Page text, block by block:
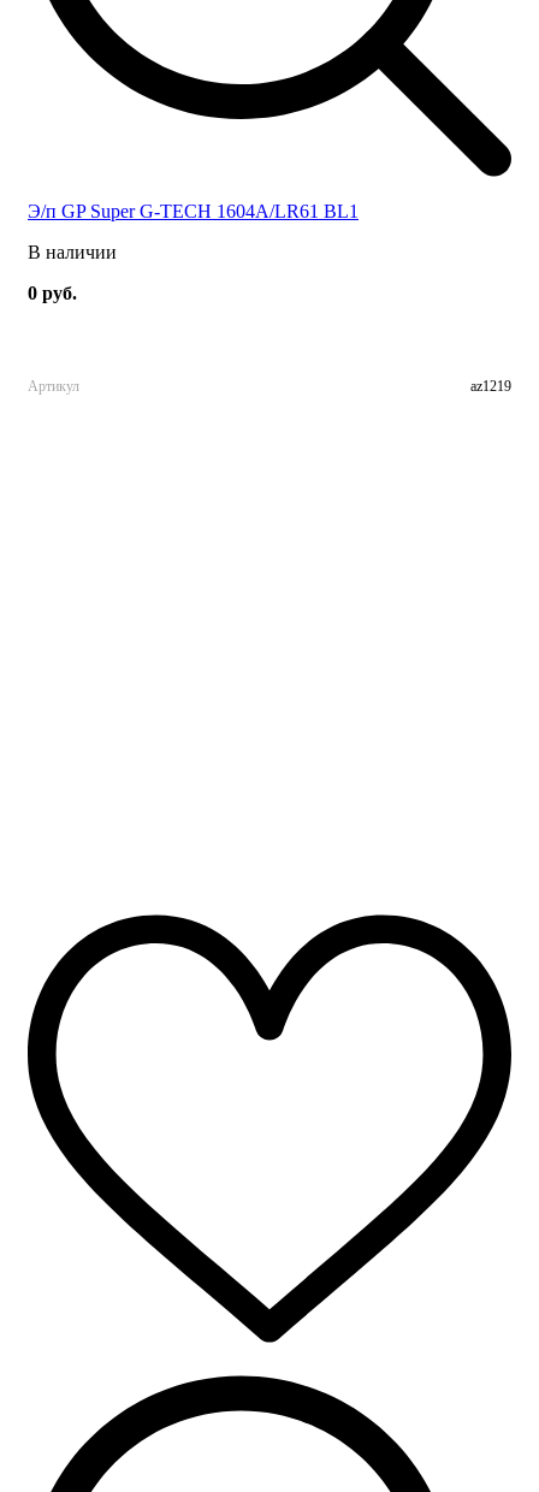
Э/п GP Super G-TECH 1604A/LR61 BL1
В наличии
0 руб.
Артикул az1219